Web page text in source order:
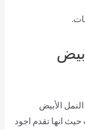
الأبيض
انها تقدم اجود